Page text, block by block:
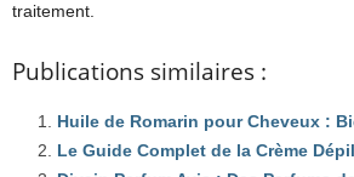
traitement.
Publications similaires :
Huile de Romarin pour Cheveux :
Le Guide Complet de la Crème